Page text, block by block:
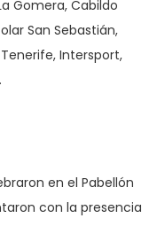
Gomera, Cabildo
San Sebastián,
Intersport,
en el Pabellón
con la presencia